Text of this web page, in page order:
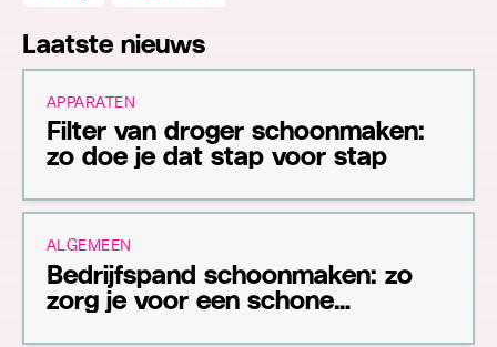
Laatste nieuws
APPARATEN
Filter van droger schoonmaken:
zo doe je dat stap voor stap
ALGEMEEN
Bedrijfspand schoonmaken: zo
zorg je voor een schone